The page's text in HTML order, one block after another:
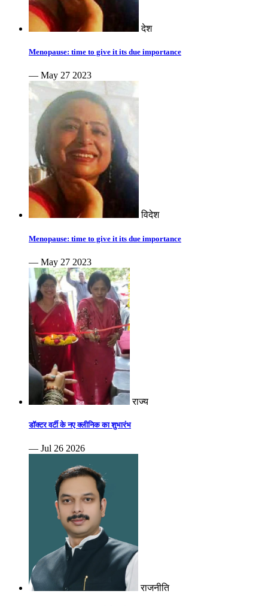
देश
Menopause: time to give it its due importance
— May 27 2023
विदेश
Menopause: time to give it its due importance
— May 27 2023
राज्य
डॉक्टर वर्टी के नए क्लीनिक का शुभारंभ
— Jul 26 2026
राजनीति